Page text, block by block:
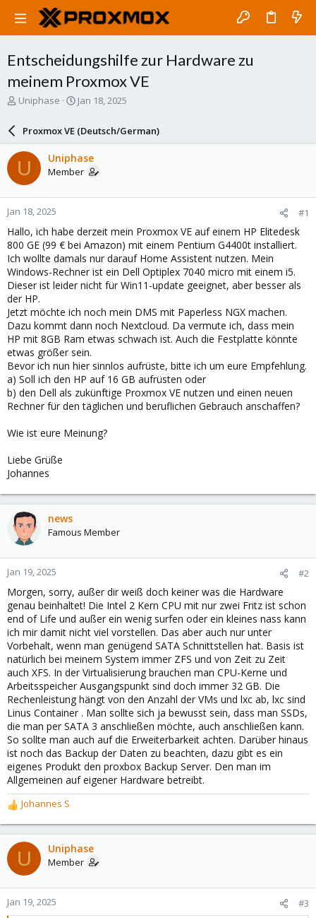
Entscheidungshilfe zur Hardware zu
meinem Proxmox VE
T
a
d
s
t
a
r
t
e
r
Uniphase
S
a
r
d
a
e
Jan 18, 2025
Proxmox VE (Deutsch/German)
U Uniphase
Member
Jan 18, 2025 #1
Hallo, ich habe derzeit mein Proxmox VE auf einem HP Elitedesk
800 GE (99 € bei Amazon) mit einem Pentium G4400t installiert.
Ich wollte damals nur darauf Home Assistent nutzen. Mein
Windows-Rechner ist ein Dell Optiplex 7040 micro mit einem i5.
Dieser ist leider nicht für Win11-update geeignet, aber besser als
der HP.
Jetzt möchte ich noch mein DMS mit Paperless NGX machen.
Dazu kommt dann noch Nextcloud. Da vermute ich, dass mein
HP mit 8GB Ram etwas schwach ist. Auch die Festplatte könnte
etwas größer sein.
Bevor ich nun hier sinnlos aufrüste, bitte ich um eure Empfehlung.
a) Soll ich den HP auf 16 GB aufrüsten oder
b) den Dell als zukünftige Proxmox VE nutzen und einen neuen
Rechner für den täglichen und beruflichen Gebrauch anschaffen?
Wie ist eure Meinung?
Liebe Grüße
Johannes
news
Famous Member
Jan 19, 2025 #2
Morgen, sorry, außer dir weiß doch keiner was die Hardware
genau beinhaltet! Die Intel 2 Kern CPU mit nur zwei Fritz ist schon
end of Life und außer ein wenig surfen oder ein kleines nass kann
ich mir damit nicht viel vorstellen. Das aber auch nur unter
Vorbehalt, wenn man genügend SATA Schnittstellen hat. Basis ist
natürlich bei meinem System immer ZFS und von Zeit zu Zeit
auch XFS. In der Virtualisierung brauchen man CPU-Kerne und
Arbeitsspeicher Ausgangspunkt sind doch immer 32 GB. Die
Rechenleistung hängt von den Anzahl der VMs und lxc ab, lxc sind
Linus Container . Man sollte sich ja bewusst sein, dass man SSDs,
die man per SATA 3 anschließen möchte, auch anschließen kann.
So sollte man auch auf die Erweiterbarkeit achten. Darüber hinaus
ist noch das Backup der Daten zu beachten, dazu gibt es ein
eigenes Produkt den proxbox Backup Server. Den man im
Allgemeinen auf eigener Hardware betreibt.
R
e
a
c
t
o
n
s
Johannes S
U Uniphase
Member
Jan 19, 2025 #3